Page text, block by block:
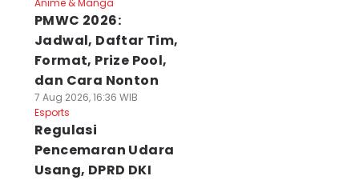
Anime & Manga
PMWC 2026:
Jadwal, Daftar Tim,
Format, Prize Pool,
dan Cara Nonton
7 Aug 2026, 16:36 WIB
Esports
Regulasi
Pencemaran Udara
Usang, DPRD DKI